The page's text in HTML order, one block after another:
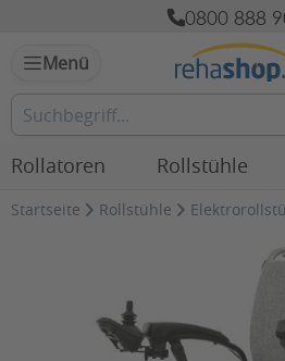
0800 888
Menü
Rollatoren Rollstühle
Startseite Rollstühle